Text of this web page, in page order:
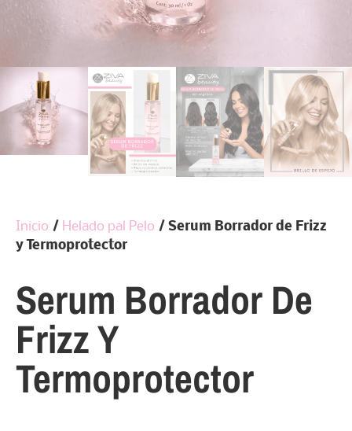
Inicio / Helado pal Pelo / Serum Borrador de Frizz
y Termoprotector
Serum Borrador De
Frizz Y
Termoprotector